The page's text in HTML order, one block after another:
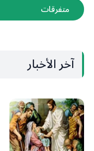
متفرقات
آخر الأخبار